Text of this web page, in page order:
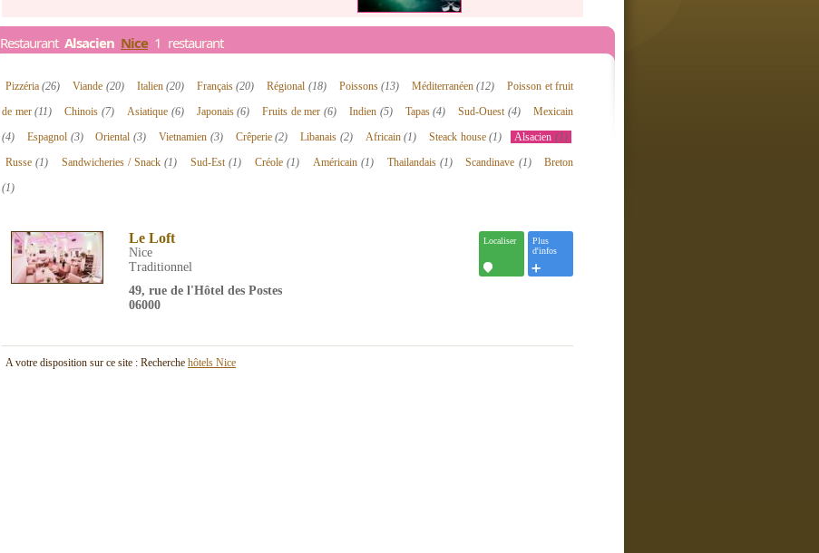
Restaurant Alsacien Nice1 restaurant
Pizzéria(26) Viande (20) Italien(20) Français(20) Régional (18) Poissons(13) Méditerranéen(12)
Poisson et fruit
de mer(11) Chinois (7) Asiatique (6) Japonais(6) Fruits de mer(6) Indien (5) Tapas(4) Sud-Ouest (4)
Mexicain
(4)
Espagnol (3) Oriental(3) Vietnamien (3) Crêperie(2) Libanais (2) Africain(1) Steack house(1) Alsacien (1)
Russe(1) Sandwicheries / Snack(1) Sud-Est(1) Créole(1) Américain (1) Thailandais (1) Scandinave (1)
Breton
(1)
Le Loft
Nice
Traditionnel
49, rue de l'Hôtel des Postes
06000
Plus
d'infos
Localiser
A votre disposition sur ce site : Recherche hôtels Nice